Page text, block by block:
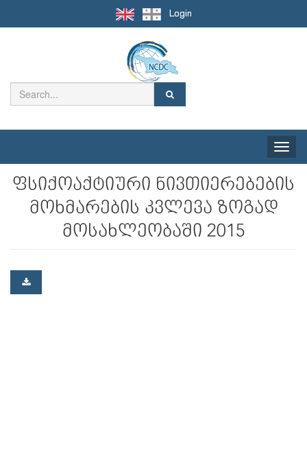
Login
Toggle
ფსიქოაქტიური ნივთიერებების
მოხმარების კვლევა ზოგად
მოსახლეობაში 2015